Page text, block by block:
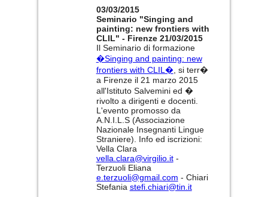
03/03/2015
Seminario "Singing and
painting: new frontiers with
CLIL" - Firenze 21/03/2015
Il Seminario di formazione
�Singing and painting: new
frontiers with CLIL�, si terr�
a Firenze il 21 marzo 2015
all'Istituto Salvemini ed �
rivolto a dirigenti e docenti.
L'evento promosso da
A.N.I.L.S (Associazione
Nazionale Insegnanti Lingue
Straniere). Info ed iscrizioni:
Vella Clara
vella.clara@virgilio.it-
Terzuoli Eliana
e.terzuoli@gmail.com - Chiari
Stefania stefi.chiari@tin.it